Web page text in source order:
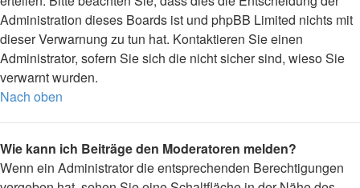
Administration dieses Boards ist und phpBB Limited nichts mit
dieser Verwarnung zu tun hat. Kontaktieren Sie einen
Administrator, sofern Sie sich die nicht sicher sind, wieso Sie
verwarnt wurden.
Nach oben
Wie kann ich Beiträge den Moderatoren melden?
Wenn ein Administrator die entsprechenden Berechtigungen